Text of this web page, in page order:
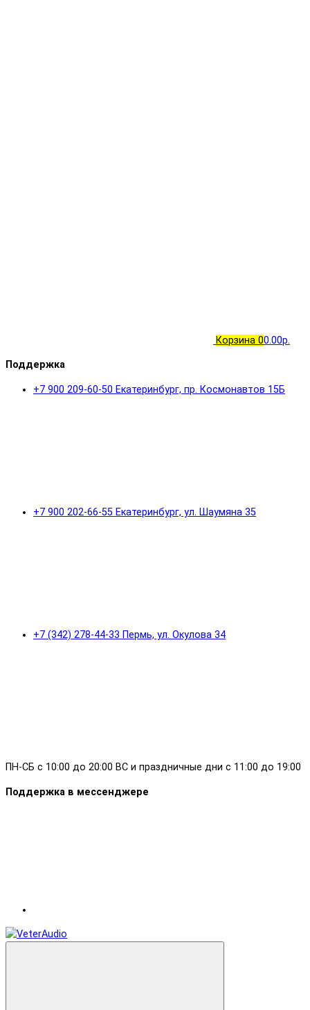
Корзина 00.00р.
Поддержка
+7 900 209-60-50 Екатеринбург, пр. Космонавтов 15Б
+7 900 202-66-55 Екатеринбург, ул. Шаумяна 35
+7 (342) 278-44-33 Пермь, ул. Окулова 34
ПН-СБ с 10:00 до 20:00 ВС и праздничные дни с 11:00 до 19:00
Поддержка в мессенджере